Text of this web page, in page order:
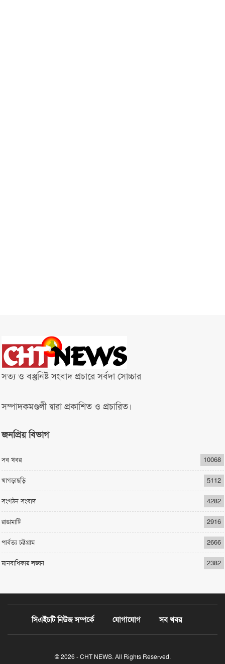
সত্য ও বস্তুনিষ্ট সংবাদ প্রচারে সর্বদা সোচ্চার
সম্পাদকমণ্ডলী দ্বারা প্রকাশিত ও প্রচারিত।
জনপ্রিয় বিভাগ
সব খবর 10068
খাগড়াছড়ি 5112
সংগঠন সংবাদ 4282
রাঙামাটি 2916
পার্বত্য চট্টগ্রাম 2666
মানবাধিকার লঙ্ঘন 2382
সিএইচটি নিউজ সম্পর্কে যোগাযোগ সব খবর
© 2026 - CHT NEWS. All Rights Reserved.